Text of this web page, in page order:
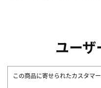
ユー
この商品に寄せられたカスタマ